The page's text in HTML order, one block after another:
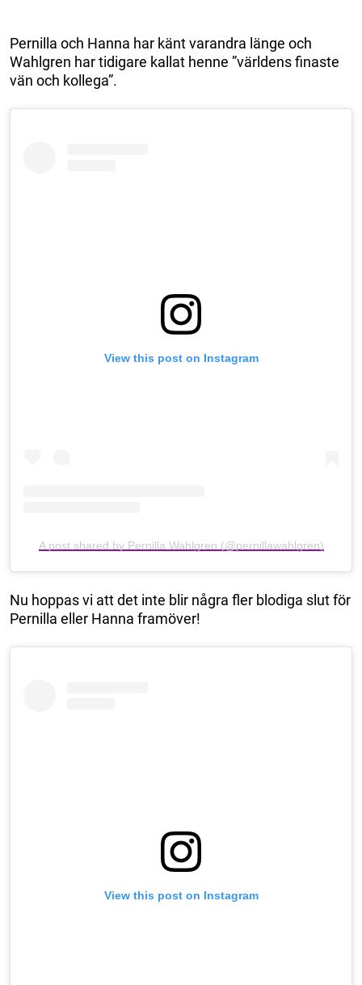
Pernilla och Hanna har känt varandra länge och
Wahlgren har tidigare kallat henne ”världens finaste
vän och kollega”.
View this post on Instagram
A post shared by Pernilla Wahlgren (@pernillawahlgren)
Nu hoppas vi att det inte blir några fler blodiga slut för
Pernilla eller Hanna framöver!
View this post on Instagram